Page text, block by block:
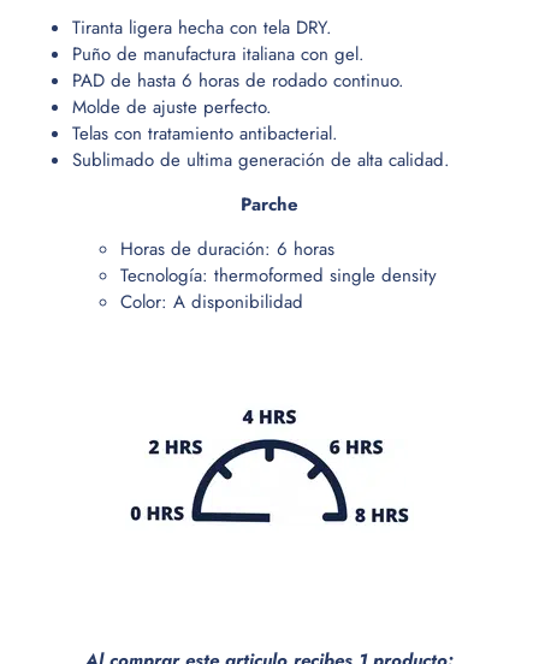
Tiranta ligera hecha con tela DRY.
Puño de manufactura italiana con gel.
PAD de hasta 6 horas de rodado continuo.
Molde de ajuste perfecto.
Telas con tratamiento antibacterial.
Sublimado de ultima generación de alta calidad.
Parche
Horas de duración: 6 horas
Tecnología: thermoformed single density
Color: A disponibilidad